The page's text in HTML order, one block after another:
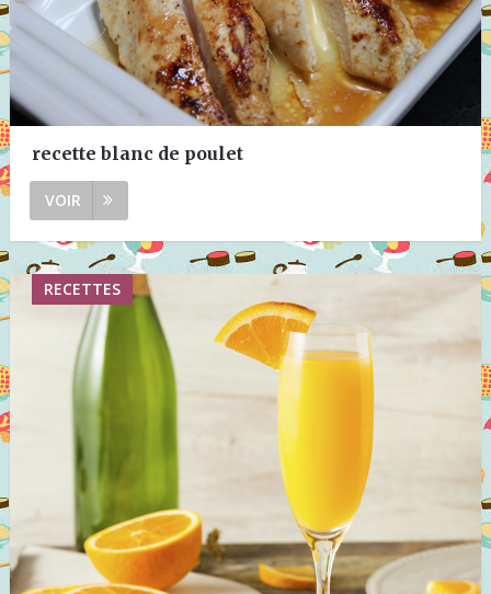
recette blanc de poulet
VOIR
RECETTES